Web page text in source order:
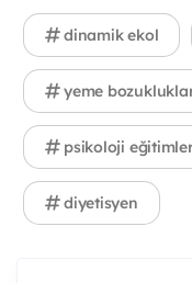
dinamik ekol
yeme
psikoloji
diyetisyen